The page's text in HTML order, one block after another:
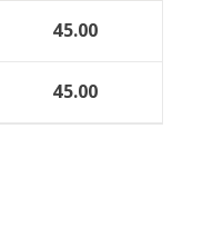
45.00
45.00